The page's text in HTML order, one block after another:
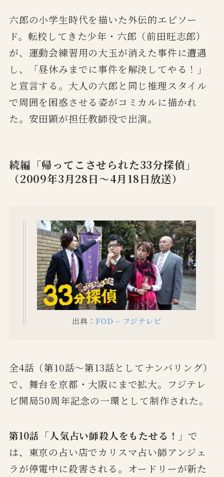
六郎の小学生時代を描いた外伝的エピソー
ド。転校してきた少年・六郎（前田旺志郎）
が、運動会練習用の大玉が消えた事件に遭遇
し、「昼休みまでに事件を解決してやる！」
と宣言する。大人の六郎と同じ推理スタイル
で周囲を困惑させる姿がコミカルに描かれ
た。安田顕が担任教師役で出演。
続編「帰ってこさせられた33分探偵」
（2009年3月28日〜4月18日放送）
出典： FOD – フジテレビ
全4話（第10話〜第13話としてナンバリング）
で、舞台を京都・大阪にまで拡大。フジテレ
ビ開局50周年記念の一環として制作された。
第10話「人気占い師殺人をもたせる！」 で
は、東京の占い店でカリスマ占い師アンジェ
ラが停電中に殺害される。オードリーが新た